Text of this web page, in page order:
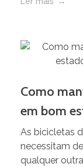
Como
em bom
As bicicletas
necessitam
qualquer